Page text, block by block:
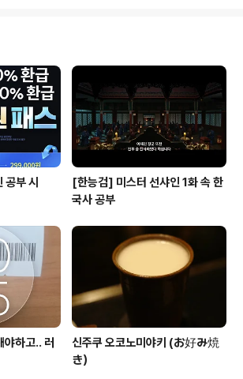
런 공연도 하고 그런다.. 역할극
.. 대부분이 엽서...가 있는 부스
역할극.. 대강 부스들은 이런 느
본에서 인기짱.. 엽서.. 그림..
.. 공연하는곳.. 재밌..
부 시
[한능검] 미스터 선샤인 1화 속 한
국사 공부
하고.. 러
신주쿠 오코노미야키 (お好み焼
き）